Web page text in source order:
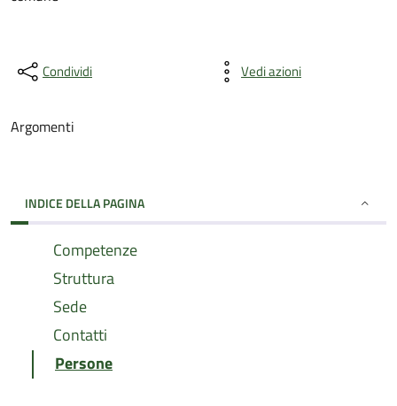
Condividi Vedi azioni
Argomenti
INDICE DELLA PAGINA
Competenze
Struttura
Sede
Contatti
Persone